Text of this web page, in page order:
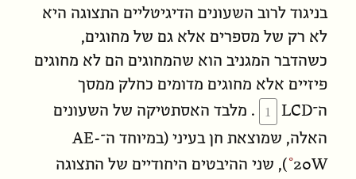
בניגוד לרוב השעונים הדיגיטליים התצוגה היא
לא רק של מספרים אלא גם של מחוגים,
כשהדבר המגניב הוא שהמחוגים הם לא מחוגים
פיזיים אלא מחוגים מדומים כחלק ממסך
ה־LCD
. מלבד האסתטיקה של השעונים
האלה, שמוצאת חן בעיני (במיוחד ה־AE-
20W ), שני ההיבטים היחודיים של התצוגה